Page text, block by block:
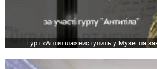
Гурт «Антитіла» виступить у Музеї на